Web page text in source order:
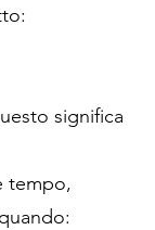
significa
tempo,